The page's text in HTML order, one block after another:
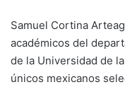
Samuel Cortina
académicos del
de la Universidad de
únicos mexicanos